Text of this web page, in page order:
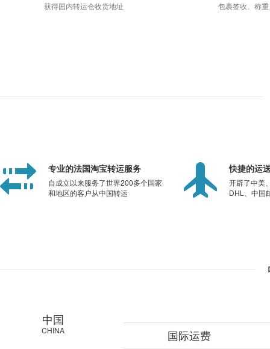
获得国内转运仓收货地址 包裹签收、称
专业的法国淘宝转运服务
自成立以来服务了世界200多个国家
和地区的客户从中国转运
快捷的运
开辟了中美
DHL、中国
中国
CHINA 国际运费